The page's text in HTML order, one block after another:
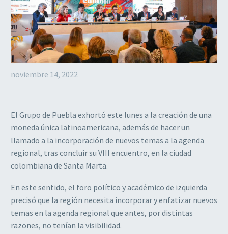
noviembre 14, 2022
El Grupo de Puebla exhortó este lunes a la creación de una
moneda única latinoamericana, además de hacer un
llamado a la incorporación de nuevos temas a la agenda
regional, tras concluir su VIII encuentro, en la ciudad
colombiana de Santa Marta.
En este sentido, el foro político y académico de izquierda
precisó que la región necesita incorporar y enfatizar nuevos
temas en la agenda regional que antes, por distintas
razones, no tenían la visibilidad.